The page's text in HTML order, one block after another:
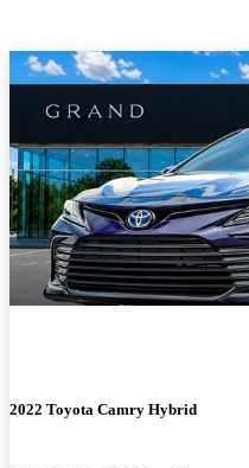
2022 Toyota Camry Hybrid